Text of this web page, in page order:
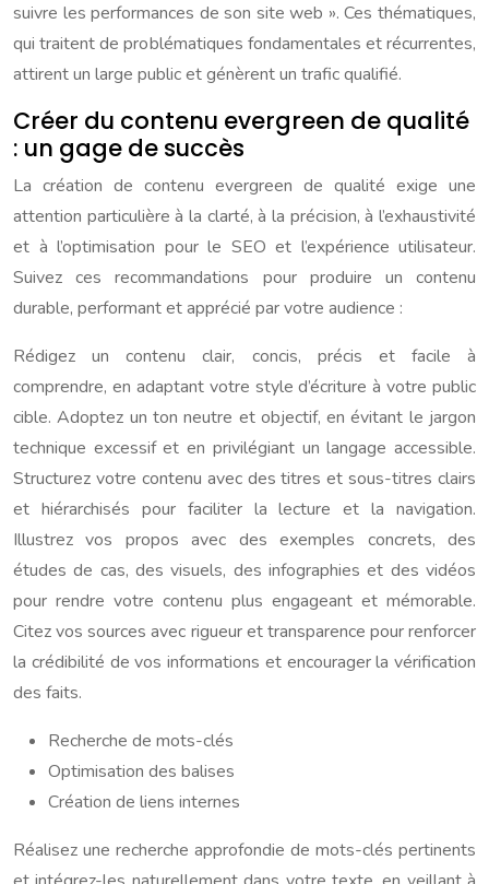
suivre les performances de son site web ». Ces thématiques,
qui traitent de problématiques fondamentales et récurrentes,
attirent un large public et génèrent un trafic qualifié.
Créer du contenu evergreen de qualité
: un gage de succès
La création de contenu evergreen de qualité exige une
attention particulière à la clarté, à la précision, à l’exhaustivité
et à l’optimisation pour le SEO et l’expérience utilisateur.
Suivez ces recommandations pour produire un contenu
durable, performant et apprécié par votre audience :
Rédigez un contenu clair, concis, précis et facile à
comprendre, en adaptant votre style d’écriture à votre public
cible. Adoptez un ton neutre et objectif, en évitant le jargon
technique excessif et en privilégiant un langage accessible.
Structurez votre contenu avec des titres et sous-titres clairs
et hiérarchisés pour faciliter la lecture et la navigation.
Illustrez vos propos avec des exemples concrets, des
études de cas, des visuels, des infographies et des vidéos
pour rendre votre contenu plus engageant et mémorable.
Citez vos sources avec rigueur et transparence pour renforcer
la crédibilité de vos informations et encourager la vérification
des faits.
Recherche de mots-clés
Optimisation des balises
Création de liens internes
Réalisez une recherche approfondie de mots-clés pertinents